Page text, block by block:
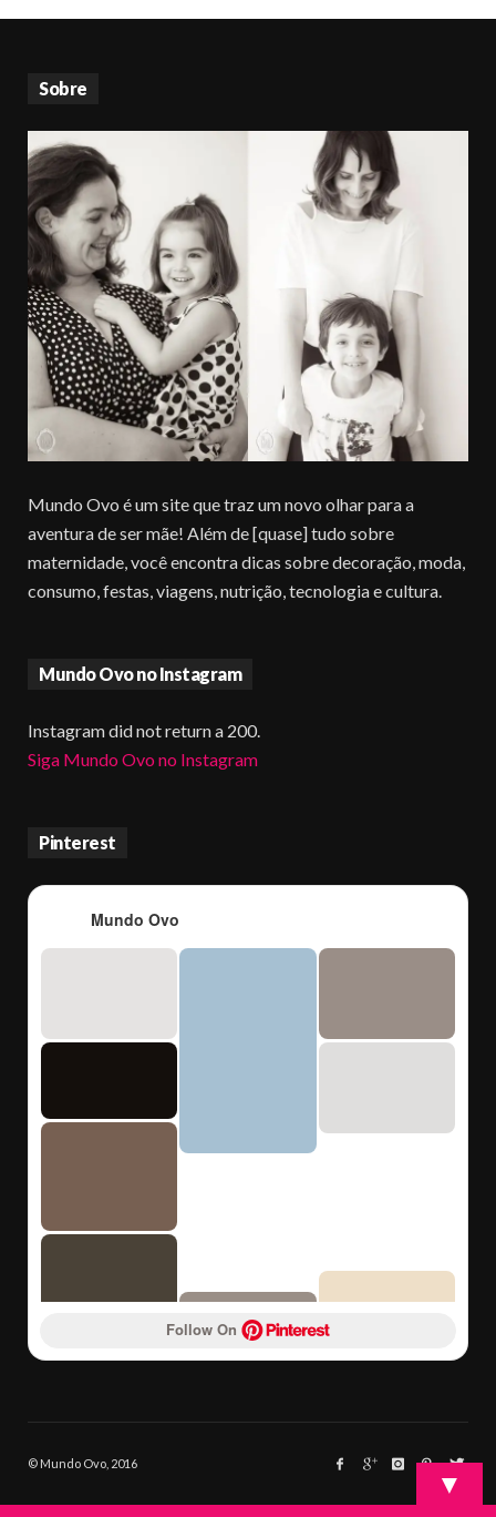
Sobre
Mundo Ovo é um site que traz um novo olhar para a
aventura de ser mãe! Além de [quase] tudo sobre
maternidade, você encontra dicas sobre decoração, moda,
consumo, festas, viagens, nutrição, tecnologia e cultura.
Mundo Ovo no Instagram
Instagram did not return a 200.
Siga Mundo Ovo no Instagram
Pinterest
Mundo Ovo
Follow On
© Mundo Ovo, 2016
▼